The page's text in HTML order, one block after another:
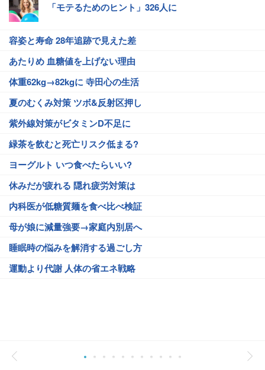
「モテるためのヒント」326人に
容姿と寿命 28年追跡で見えた差
あたりめ 血糖値を上げない理由
体重62kg→82kgに 寺田心の生活
夏のむくみ対策 ツボ&反射区押し
紫外線対策がビタミンD不足に
緑茶を飲むと死亡リスク低まる?
ヨーグルト いつ食べたらいい?
休みだが疲れる 隠れ疲労対策は
内科医が低糖質麺を食べ比べ検証
母が娘に減量強要→家庭内別居へ
睡眠時の悩みを解消する過ごし方
運動より代謝 人体の省エネ戦略